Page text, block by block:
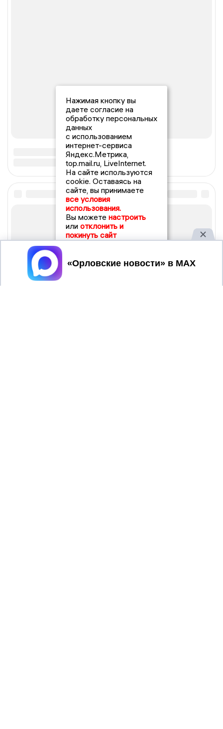
Нажимая кнопку вы
даете согласие на
обработку персональных
данных
с использованием
интернет-сервиса
Яндекс.Метрика,
top.mail.ru, LiveInternet.
На сайте используются
cookie. Оставаясь на
сайте, вы принимаете
все условия
использования.
Вы можете настроить
или отклонить и
покинуть сайт
Принять